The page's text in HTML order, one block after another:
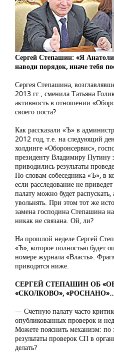
Сергей Степашин: «Я
наводи порядок, иначе тебя
Сергея Степашина,
2013 гг., сменила Татьяна
активность в отношении
своего поста?
Как рассказали «Ъ» в
2012 год, т.е. на следующий
холдинге «Оборонсервис»,
президенту Владимиру
приводились результаты
По словам собеседника «Ъ», в
если расследование не
палату можно будет
увольнять. При этом тот же
замена господина Степашина
никак не связана. Ой, ли?
На прошлой неделе Сергей
«Ъ», которое полностью будет
номере журнала «Власть».
приводятся ниже.
СЕРГЕЙ СТЕПАШИН ОБ
«СКОЛКОВО»,
— Счетную палату часто
опубликованных проверок и
Можете пояснить механизм: по
результаты проверок СП в
делать?